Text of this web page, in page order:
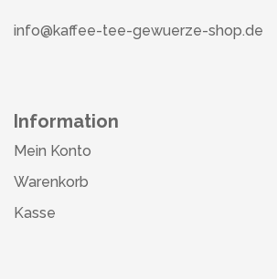
info@kaffee-tee-gewuerze-shop.de
Information
Mein Konto
Warenkorb
Kasse